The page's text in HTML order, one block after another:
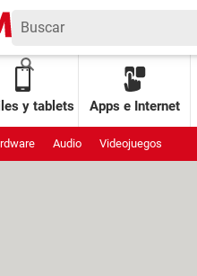
y tablets Apps e Internet
Audio Videojuegos